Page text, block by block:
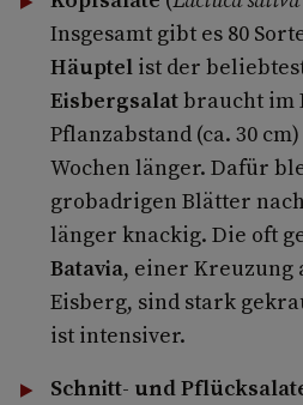
Insgesamt gibt es 80
Häuptelist der
Eisbergsalatbraucht im
Pflanzabstand (ca. 30
Wochen länger. Dafür
grobadrigen Blätter
länger knackig. Die oft
Batavia, einer Kreuzung
Eisberg, sind stark
ist intensiver.
Schnitt- und